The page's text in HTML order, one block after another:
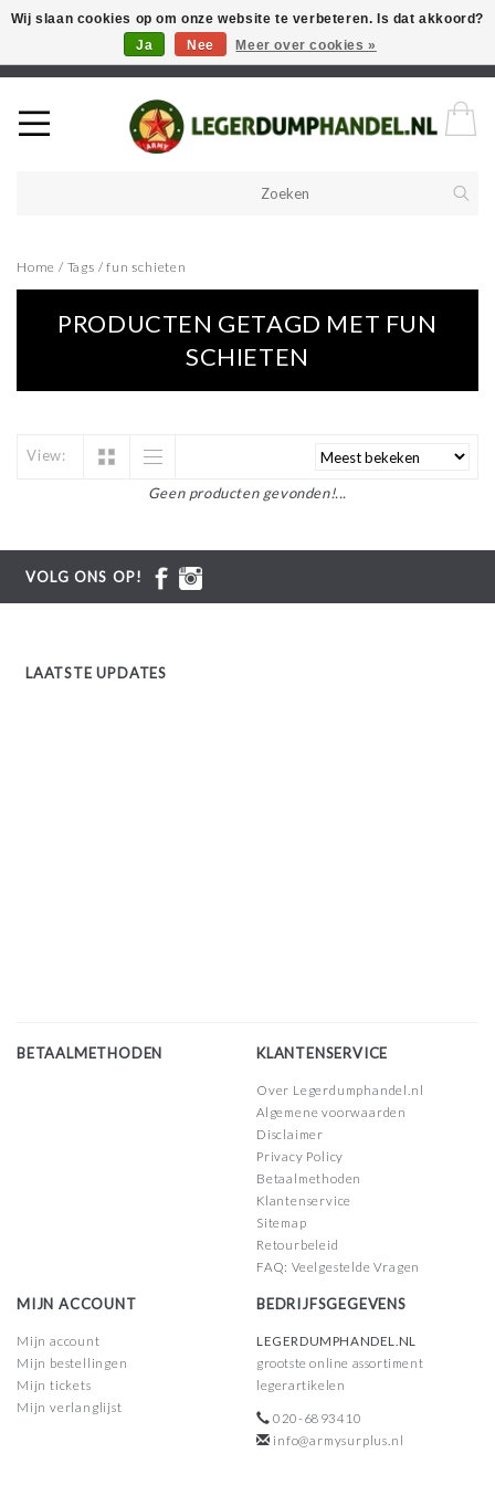
Welkom in onze webshop! Als u een product zoekt en deze niet kan
vinden in de webwinkel, neem vooral contact op!
Home / Tags /fun schieten
PRODUCTEN GETAGD MET FUN
SCHIETEN
View:
Geen producten gevonden!...
VOLG ONS OP!
LAATSTE UPDATES
BETAALMETHODEN KLANTENSERVICE
Over Legerdumphandel.nl
Algemene voorwaarden
Disclaimer
Privacy Policy
Betaalmethoden
Klantenservice
Sitemap
Retourbeleid
FAQ: Veelgestelde Vragen
MIJN ACCOUNT
Mijn account
Mijn bestellingen
Mijn tickets
Mijn verlanglijst
BEDRIJFSGEGEVENS
LEGERDUMPHANDEL.NL
grootste online assortiment
legerartikelen
020-6893410
info@armysurplus.nl
Wij slaan cookies op om onze website te verbeteren. Is dat akkoord?
Ja
Nee Meer over cookies »